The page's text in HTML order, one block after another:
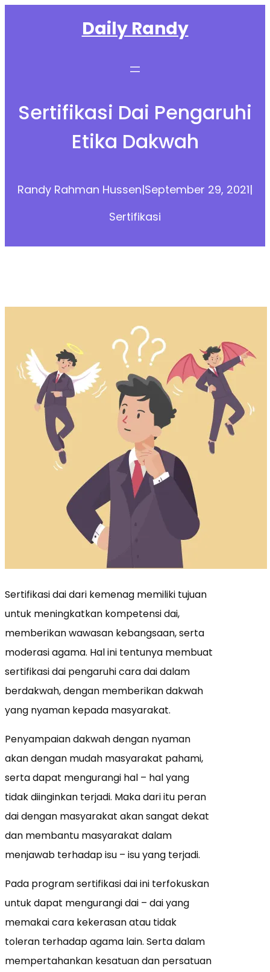
Daily Randy
Sertifikasi Dai Pengaruhi
Etika Dakwah
Randy Rahman Hussen|September 29, 2021|
Sertifikasi
Sertifikasi dai dari kemenag memiliki tujuan
untuk meningkatkan kompetensi dai,
memberikan wawasan kebangsaan, serta
moderasi agama. Hal ini tentunya membuat
sertifikasi dai pengaruhi cara dai dalam
berdakwah, dengan memberikan dakwah
yang nyaman kepada masyarakat.
Penyampaian dakwah dengan nyaman
akan dengan mudah masyarakat pahami,
serta dapat mengurangi hal – hal yang
tidak diinginkan terjadi. Maka dari itu peran
dai dengan masyarakat akan sangat dekat
dan membantu masyarakat dalam
menjawab terhadap isu – isu yang terjadi.
Pada program sertifikasi dai ini terfokuskan
untuk dapat mengurangi dai – dai yang
memakai cara kekerasan atau tidak
toleran terhadap agama lain. Serta dalam
mempertahankan kesatuan dan persatuan